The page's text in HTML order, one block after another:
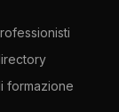
formazione